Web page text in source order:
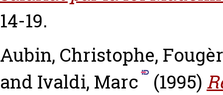
14-19.
Aubin, Christophe,
and Ivaldi, Marc (1995)